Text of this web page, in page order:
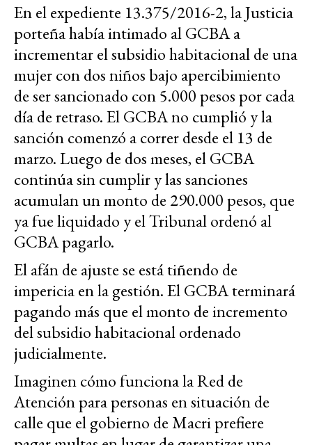
En el expediente 13.375/2016-2, la Justicia
porteña había intimado al GCBA a
incrementar el subsidio habitacional de una
mujer con dos niños bajo apercibimiento
de ser sancionado con 5.000 pesos por cada
día de retraso. El GCBA no cumplió y la
sanción comenzó a correr desde el 13 de
marzo. Luego de dos meses, el GCBA
continúa sin cumplir y las sanciones
acumulan un monto de 290.000 pesos, que
ya fue liquidado y el Tribunal ordenó al
GCBA pagarlo.
El afán de ajuste se está tiñendo de
impericia en la gestión. El GCBA terminará
pagando más que el monto de incremento
del subsidio habitacional ordenado
judicialmente.
Imaginen cómo funciona la Red de
Atención para personas en situación de
calle que el gobierno de Macri prefiere